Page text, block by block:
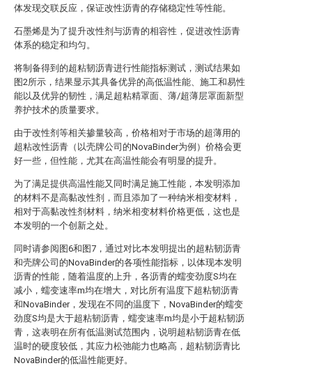
体发现交联反应，保证改性沥青的存储稳定性等性能。
石墨烯是为了提升改性剂与沥青的相容性，促进改性沥青
体系的稳定和均匀。
将制备得到的超粘韧沥青进行性能指标测试，测试结果如
图2所示，结果显示其具备优异的高低温性能、施工和易性
能以及优异的韧性，满足超粘精罩面、薄/超薄层罩面新型
养护技术的质量要求。
由于改性剂等相关掺量较高，价格相对于市场的超薄用的
超粘改性沥青（以壳牌公司的NovaBinder为例）价格会更
好一些，但性能，尤其在高温性能会有明显的提升。
为了满足提供高温性能又同时满足施工性能，本发明添加
的材料不是高黏改性剂，而且添加了一种纳米相变材料，
相对于高黏改性剂材料，纳米相变材料价格更低，这也是
本发明的一个创新之处。
同时请参阅图6和图7，通过对比本发明提出的超粘韧沥青
和壳牌公司的NovaBinder的各项性能指标，以体现本发明
沥青的性能，随着温度的上升，各沥青的蠕变劲度S均在
减小，蠕变速率m均在增大，对比所有温度下超粘韧沥青
和NovaBinder，发现在不同的温度下，NovaBinder的蠕变
劲度S均是大于超粘韧沥青，蠕变速率m均是小于超粘韧沥
青，这表明在所有低温测试范围内，说明超粘韧沥青在低
温时的硬度较低，其应力松弛能力也略高，超粘韧沥青比
NovaBinder的低温性能更好。